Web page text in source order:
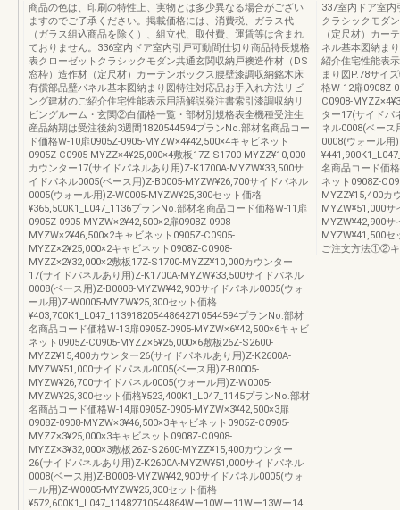
商品の色は、印刷の特性上、実物とは多少異なる場合がござい
ますのでご了承ください。掲載価格には、消費税、ガラス代
（ガラス組込商品を除く）、組立代、取付費、運賃等は含まれ
ておりません。336室内ドア室内引戸可動間仕切り商品特長規格
表クローゼットクラシックモダン共通玄関収納戸襖造作材（DS
窓枠）造作材（定尺材）カーテンボックス腰壁漆調収納銘木床
有償部品壁パネル基本図納まり図特注対応品お手入れ方法リビ
ング建材のご紹介住宅性能表示用語解説発注書索引漆調収納リ
ビングルーム・玄関②白価格一覧・部材別規格表全機種受注生
産品納期は受注後約3週間1820544594プランNo.部材名商品コー
ド価格W-10扉0905Z-0905-MYZW×4¥42,500×4キャビネット
0905Z-C0905-MYZZ×4¥25,000×4敷板17Z-S1700-MYZZ¥10,000
カウンター17(サイドパネルあり用)Z-K1700A-MYZW¥33,500サ
イドパネル0005(ベース用)Z-B0005-MYZW¥26,700サイドパネル
0005(ウォール用)Z-W0005-MYZW¥25,300セット価格
¥365,500K1_L047_1136プランNo.部材名商品コード価格W-11扉
0905Z-0905-MYZW×2¥42,500×2扉0908Z-0908-
MYZW×2¥46,500×2キャビネット0905Z-C0905-
MYZZ×2¥25,000×2キャビネット0908Z-C0908-
MYZZ×2¥32,000×2敷板17Z-S1700-MYZZ¥10,000カウンター
17(サイドパネルあり用)Z-K1700A-MYZW¥33,500サイドパネル
0008(ベース用)Z-B0008-MYZW¥42,900サイドパネル0005(ウォ
ール用)Z-W0005-MYZW¥25,300セット価格
¥403,700K1_L047_113918205448642710544594プランNo.部材
名商品コード価格W-13扉0905Z-0905-MYZW×6¥42,500×6キャビ
ネット0905Z-C0905-MYZZ×6¥25,000×6敷板26Z-S2600-
MYZZ¥15,400カウンター26(サイドパネルあり用)Z-K2600A-
MYZW¥51,000サイドパネル0005(ベース用)Z-B0005-
MYZW¥26,700サイドパネル0005(ウォール用)Z-W0005-
MYZW¥25,300セット価格¥523,400K1_L047_1145プランNo.部材
名商品コード価格W-14扉0905Z-0905-MYZW×3¥42,500×3扉
0908Z-0908-MYZW×3¥46,500×3キャビネット0905Z-C0905-
MYZZ×3¥25,000×3キャビネット0908Z-C0908-
MYZZ×3¥32,000×3敷板26Z-S2600-MYZZ¥15,400カウンター
26(サイドパネルあり用)Z-K2600A-MYZW¥51,000サイドパネル
0008(ベース用)Z-B0008-MYZW¥42,900サイドパネル0005(ウォ
ール用)Z-W0005-MYZW¥25,300セット価格
¥572,600K1_L047_11482710544864Wー10Wー11Wー13Wー14
337室内ドア室
クラシックモダ
（定尺材）カー
ネル基本図納ま
紹介住宅性能表
まり図P.78サイ
格W-12扉0908Z-
C0908-
ター17(サイドパ
ネル0008(ベース
0008(ウォール用
名商品コード価
ネット0908Z-
MYZZ¥15,400カ
MYZW¥51,000サ
MYZW¥42,900サ
MYZW¥41,500セ
ご注文方法①②キ